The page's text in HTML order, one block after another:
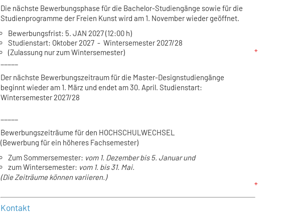
Die nächste Bewerbungsphase für die Bachelor-Studiengänge sowie für die
Studienprogramme der Freien Kunst wird am 1. November wieder geöffnet.
Bewerbungsfrist: 5. JAN 2027 (12:00 h)
Studienstart: Oktober 2027 - Wintersemester 2027/28
(Zulassung nur zum Wintersemester)
Der nächste Bewerbungszeitraum für die Master-Designstudiengänge
beginnt wieder am 1. März und endet am 30. April.Studienstart:
Wintersemester 2027/28
Bewerbungszeiträume für den HOCHSCHULWECHSEL
(Bewerbung für ein höheres Fachsemester)
Zum Sommersemester: vom 1. Dezember bis 5. Januar und
zum Wintersemester: vom 1. bis 31. Mai.
(Die Zeiträume können variieren.)
Kontakt